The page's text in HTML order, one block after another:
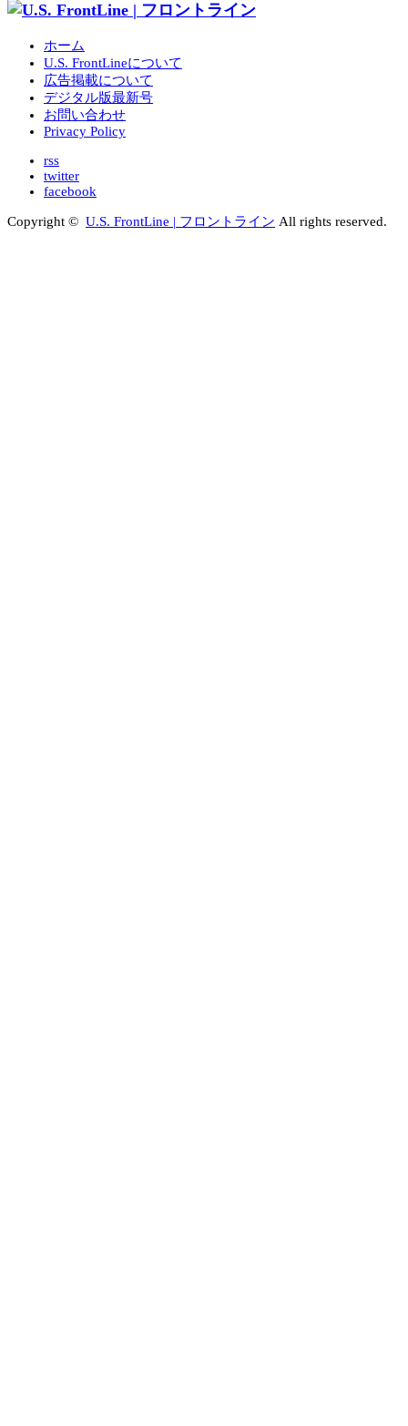
ホーム
U.S. FrontLineについて
広告掲載について
デジタル版最新号
お問い合わせ
Privacy Policy
rss
twitter
facebook
Copyright © U.S. FrontLine | フロントライン All rights reserved.